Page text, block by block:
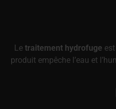
Le traitement hydrofuge
produit empêche l’eau et